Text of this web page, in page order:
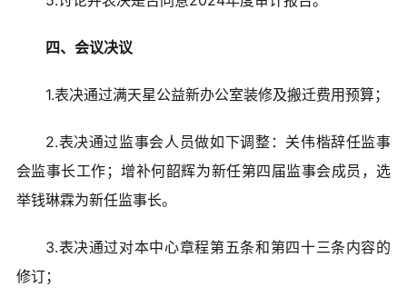
四、会议决议
1.表决通过满天星公益新办公室装修及搬迁费用预算；
2.表决通过监事会人员做如下调整：关伟楷辞任监事
会监事长工作；增补何韶辉为新任第四届监事会成员，选
举钱琳霖为新任监事长。
3.表决通过对本中心章程第五条和第四十三条内容的
修订；